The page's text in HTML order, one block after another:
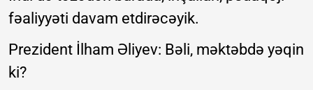
fəaliyyəti davam etdirəcəyik.
Prezident İlham Əliyev: Bəli, məktəbdə yəqin
ki?